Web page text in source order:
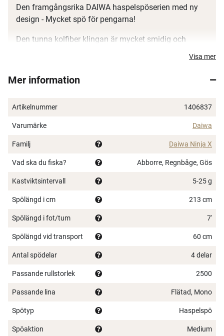
Den framgångsrika DAIWA haspelspöserien med ny
design - Mycket spö för pengarna!
Den tunna kolfiber klingan är mycket smidig och
NINJA X-spöna är riktiga allroundspön. Perfekt för
fiske med gummibeten, wobbler, skeddrag och
Visa mer
Mer information
Artikelnummer 1406837
Varumärke Daiwa
Familj Daiwa Ninja X
Vad ska du fiska? Abborre, Regnbåge, Gös
Kastviktsintervall 5-25 g
Spölängd i cm 213 cm
Spölängd i fot/tum 7'
Spölängd vid transport 60 cm
Antal spödelar 4 delar
Passande rullstorlek 2500
Passande lina Flätad, Mono
Spötyp Haspelspö
Spöaktion Medium